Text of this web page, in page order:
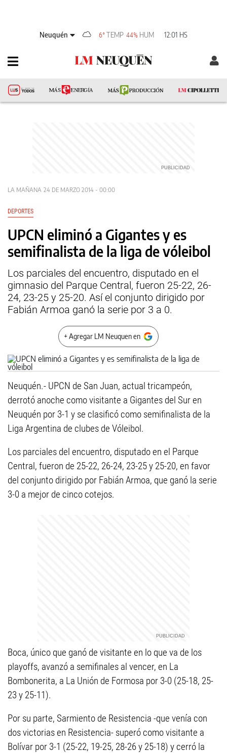
Neuquén 6° TEMP 44% HUM 12:01 HS
LA MAÑANA 24 DE MARZO 2014 - 00:00
DEPORTES
UPCN eliminó a Gigantes y es
semifinalista de la liga de vóleibol
Los parciales del encuentro, disputado en el
gimnasio del Parque Central, fueron 25-22, 26-
24, 23-25 y 25-20. Así el conjunto dirigido por
Fabián Armoa ganó la serie por 3 a 0.
+ Agregar LM Neuquen en
Neuquén.- UPCN de San Juan, actual tricampeón,
derrotó anoche como visitante a Gigantes del Sur en
Neuquén por 3-1 y se clasificó como semifinalista de la
Liga Argentina de clubes de Vóleibol.
Los parciales del encuentro, disputado en el Parque
Central, fueron de 25-22, 26-24, 23-25 y 25-20, en favor
del conjunto dirigido por Fabián Armoa, que ganó la serie
3-0 a mejor de cinco cotejos.
Boca, único que ganó de visitante en lo que va de los
playoffs, avanzó a semifinales al vencer, en La
Bombonerita, a La Unión de Formosa por 3-0 (25-18, 25-
23 y 25-11).
Por su parte, Sarmiento de Resistencia -que venía con
dos victorias en Resistencia- superó como visitante a
Bolívar por 3-1 (25-22, 19-25, 28-26 y 25-18) y cerró la